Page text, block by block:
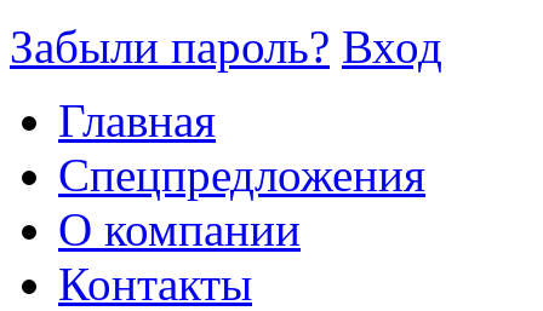
Забыли пароль? Вход
Главная
Спецпредложения
О компании
Контакты